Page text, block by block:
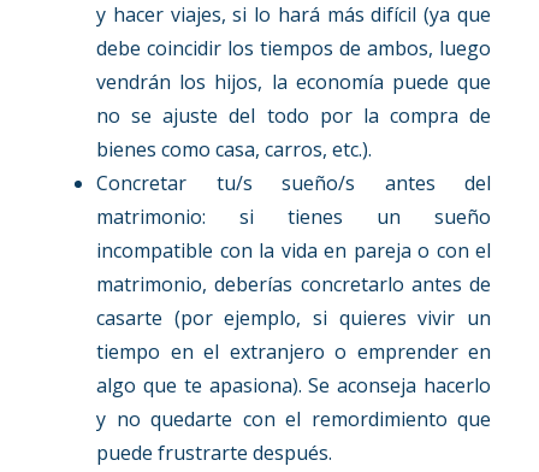
y hacer viajes, si lo hará más difícil (ya que
debe coincidir los tiempos de ambos, luego
vendrán los hijos, la economía puede que
no se ajuste del todo por la compra de
bienes como casa, carros, etc.).
Concretar tu/s sueño/s antes del
matrimonio: si tienes un sueño
incompatible con la vida en pareja o con el
matrimonio, deberías concretarlo antes de
casarte (por ejemplo, si quieres vivir un
tiempo en el extranjero o emprender en
algo que te apasiona). Se aconseja hacerlo
y no quedarte con el remordimiento que
puede frustrarte después.